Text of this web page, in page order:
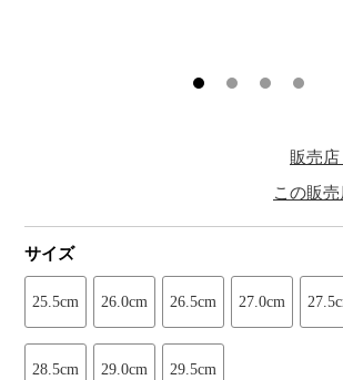
販売
この販
サイズ
25.5cm 26.0cm 26.5cm 27.0cm
28.5cm 29.0cm 29.5cm